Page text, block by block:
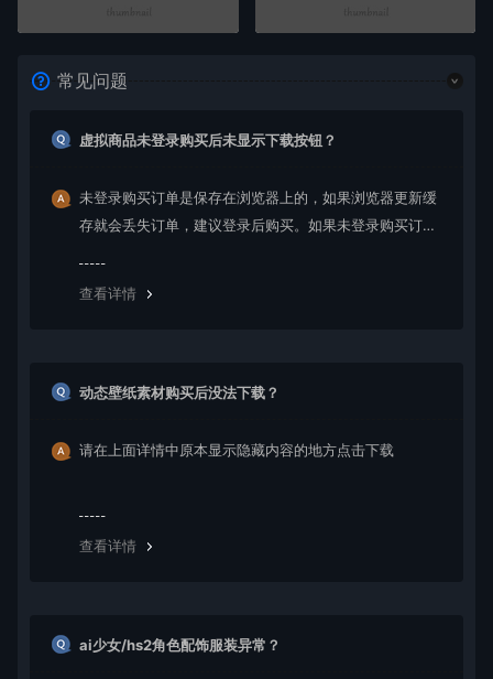
常见问题
虚拟商品未登录购买后未显示下载按钮？
未登录购买订单是保存在浏览器上的，如果浏览器更新缓
存就会丢失订单，建议登录后购买。如果未登录购买订单
查看详情
动态壁纸素材购买后没法下载？
请在上面详情中原本显示隐藏内容的地方点击下载
查看详情
ai少女/hs2角色配饰服装异常？